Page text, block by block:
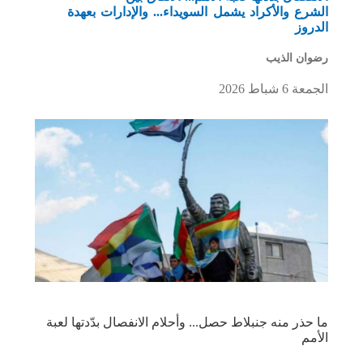
الشرع والأكراد يشمل السويداء... والإدارات بعهدة
الدروز
رضوان الذيب
الجمعة 6 شباط 2026
ما حذر منه جنبلاط حصل... وأحلام الانفصال بدّدتها لعبة
الأمم